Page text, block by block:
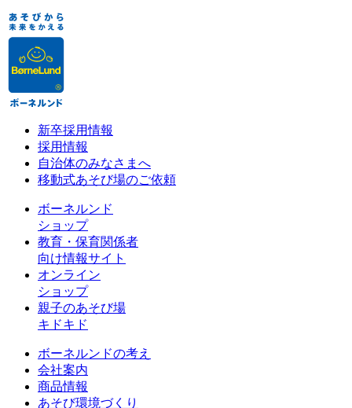
新卒採用情報
採用情報
自治体のみなさまへ
移動式あそび場のご依頼
ボーネルンド
ショップ
教育・保育関係者
向け情報サイト
オンライン
ショップ
親子のあそび場
キドキド
ボーネルンドの考え
会社案内
商品情報
あそび環境づくり